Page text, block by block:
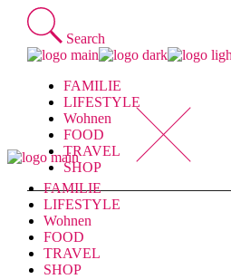
Skip
content
Search
FAMILIE
LIFESTYLE
Wohnen
FOOD
TRAVEL
SHOP
FAMILIE
LIFESTYLE
Wohnen
FOOD
TRAVEL
SHOP